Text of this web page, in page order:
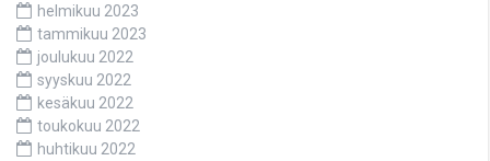
helmikuu 2023
tammikuu 2023
joulukuu 2022
syyskuu 2022
kesäkuu 2022
toukokuu 2022
huhtikuu 2022